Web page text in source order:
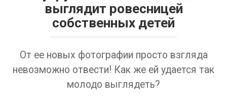
выглядит ровесницей
собственных детей
От ее новых фотографии просто взгляда
невозможно отвести! Как же ей удается так
молодо выглядеть?